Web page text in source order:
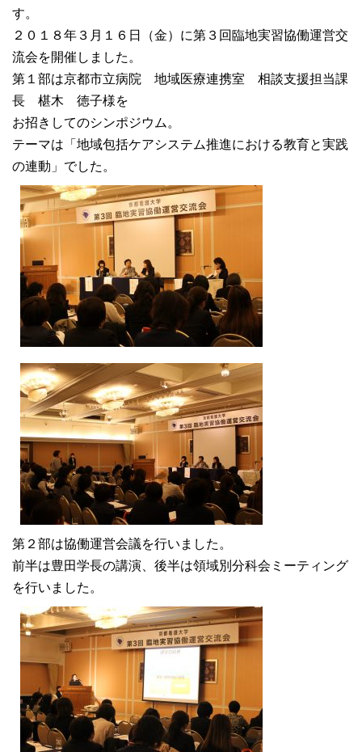
す。
２０１８年３月１６日（金）に第３回臨地実習協働運営交
流会を開催しました。
第１部は京都市立病院 地域医療連携室 相談支援担当課
長 椹木 徳子様を
お招きしてのシンポジウム。
テーマは「地域包括ケアシステム推進における教育と実践
の連動」でした。
第２部は協働運営会議を行いました。
前半は豊田学長の講演、後半は領域別分科会ミーティング
を行いました。